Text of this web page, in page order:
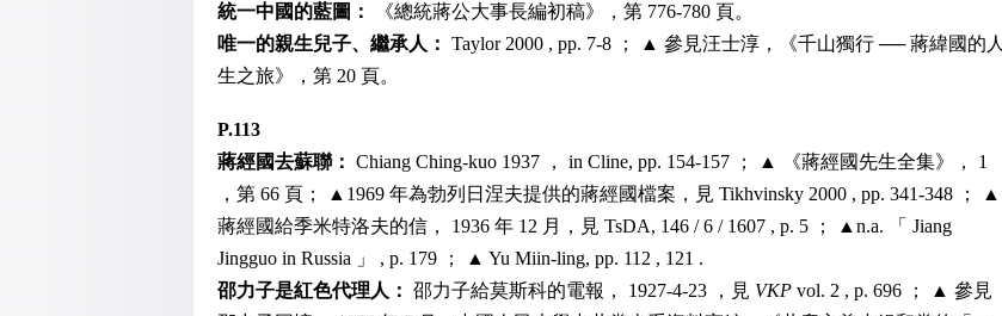
統一中國的藍圖：
《總統蔣公大事長編初稿》，第 776-780 頁。
唯一的親生兒子、繼承人： Taylor 2000 , pp. 7-8 ； ▲ 參見汪士淳，《千山獨行 ── 蔣緯國的人
生之旅》，第 20 頁。
P.113
蔣經國去蘇聯： Chiang Ching-kuo 1937 ， in Cline, pp. 154-157 ； ▲ 《蔣經國先生全集》， 1
，第 66 頁； ▲1969 年為勃列日涅夫提供的蔣經國檔案，見 Tikhvinsky 2000 , pp. 341-348 ； ▲
蔣經國給季米特洛夫的信， 1936 年 12 月，見 TsDA, 146 / 6 / 1607 , p. 5 ； ▲n.a. 「 Jiang
Jingguo in Russia 」 , p. 179 ； ▲ Yu Miin-ling, pp. 112 , 121 .
邵力子是紅色代理人： 邵力子給莫斯科的電報， 1927-4-23 ，見 VKP vol. 2 , p. 696 ； ▲ 參見